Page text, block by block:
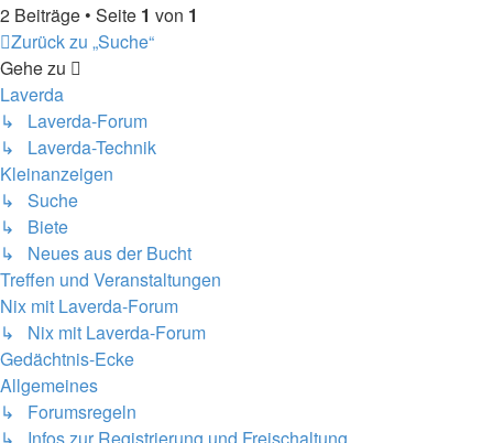
2 Beiträge • Seite 1 von 1
Zurück zu „Suche“
Gehe zu
Laverda
↳ Laverda-Forum
↳ Laverda-Technik
Kleinanzeigen
↳ Suche
↳ Biete
↳ Neues aus der Bucht
Treffen und Veranstaltungen
Nix mit Laverda-Forum
↳ Nix mit Laverda-Forum
Gedächtnis-Ecke
Allgemeines
↳ Forumsregeln
↳ Infos zur Registrierung und Freischaltung